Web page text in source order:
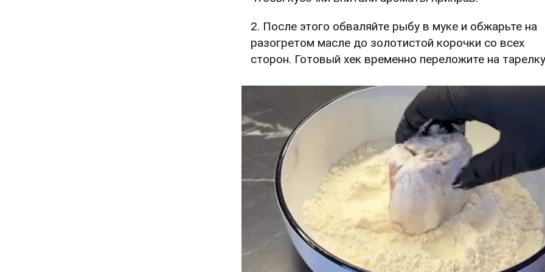
2. После этого обваляйте рыбу в муке и обжарьте на
разогретом масле до золотистой корочки со всех
сторон. Готовый хек временно переложите на